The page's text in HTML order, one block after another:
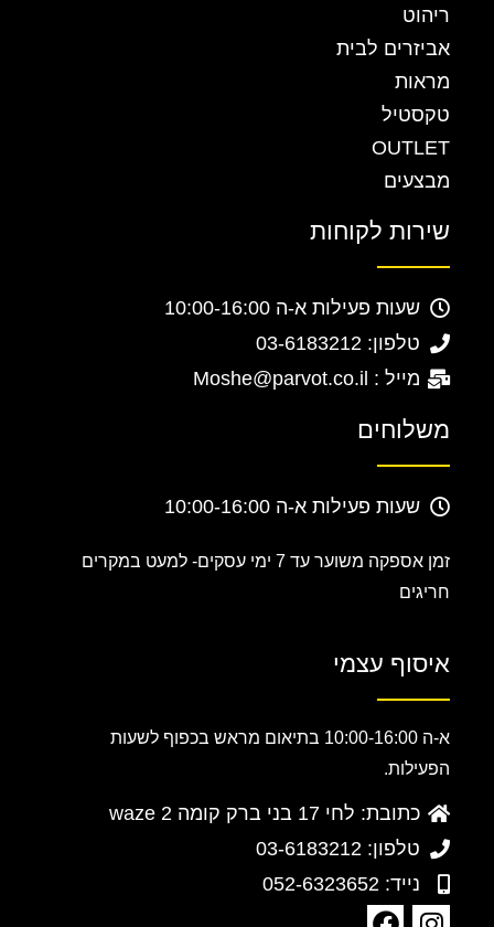
ריהוט
אביזרים לבית
מראות
טקסטיל
OUTLET
מבצעים
שירות לקוחות
שעות פעילות א-ה 10:00-16:00
טלפון: 03-6183212
מייל : Moshe@parvot.co.il
משלוחים
שעות פעילות א-ה 10:00-16:00
זמן אספקה משוער עד 7 ימי עסקים-
למעט במקרים
חריגים
איסוף עצמי
א-ה 10:00-16:00 בתיאום מראש בכפוף לשעות
הפעילות.
כתובת: לחי 17 בני ברק קומה 2 waze
טלפון: 03-6183212
נייד: 052-6323652